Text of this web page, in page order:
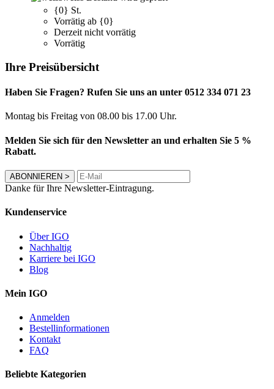
{0} St.
Vorrätig ab {0}
Derzeit nicht vorrätig
Vorrätig
Ihre Preisübersicht
Haben Sie Fragen? Rufen Sie uns an unter 0512 334 071 23
Montag bis Freitag von 08.00 bis 17.00 Uhr.
Melden Sie sich für den Newsletter an und erhalten Sie 5 %
Rabatt.
ABONNIEREN >
Danke für Ihre Newsletter-Eintragung.
Kundenservice
Über IGO
Nachhaltig
Karriere bei IGO
Blog
Mein IGO
Anmelden
Bestellinformationen
Kontakt
FAQ
Beliebte Kategorien